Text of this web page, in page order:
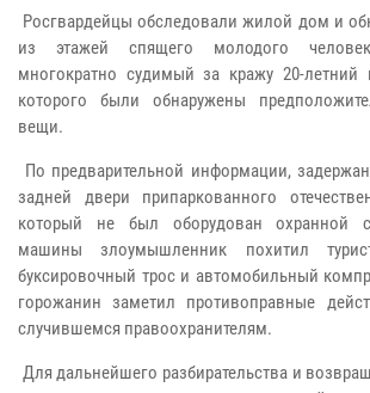
Росгвардейцы обследовали жилой дом и
из этажей спящего молодого
многократно судимый за кражу 20-летний
которого были обнаружены
вещи.
По предварительной информации,
задней двери припаркованного
который не был оборудован охранной
машины злоумышленник похитил
буксировочный трос и автомобильный
горожанин заметил противоправные
случившемся правоохранителям.
Для дальнейшего разбирательства и